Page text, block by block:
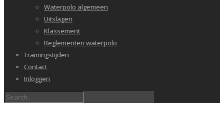
Waterpolo algemeen
Uitslagen
Klassement
Reglementen waterpolo
Trainingstijden
Contact
Inloggen